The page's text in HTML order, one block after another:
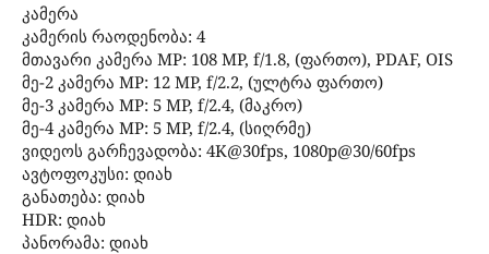
კამერა
კამერის რაოდენობა: 4
მთავარი კამერა MP: 108 MP, f/1.8, (ფართო), PDAF, OIS
მე-2 კამერა MP: 12 MP, f/2.2, (ულტრა ფართო)
მე-3 კამერა MP: 5 MP, f/2.4, (მაკრო)
მე-4 კამერა MP: 5 MP, f/2.4, (სიღრმე)
ვიდეოს გარჩევადობა: 4K@30fps, 1080p@30/60fps
ავტოფოკუსი: დიახ
განათება: დიახ
HDR: დიახ
პანორამა: დიახ